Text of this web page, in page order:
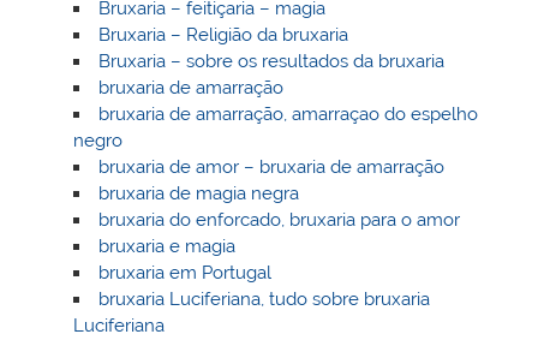
Bruxaria – feitiçaria – magia
Bruxaria – Religião da bruxaria
Bruxaria – sobre os resultados da bruxaria
bruxaria de amarração
bruxaria de amarração, amarraçao do espelho
negro
bruxaria de amor – bruxaria de amarração
bruxaria de magia negra
bruxaria do enforcado, bruxaria para o amor
bruxaria e magia
bruxaria em Portugal
bruxaria Luciferiana, tudo sobre bruxaria
Luciferiana